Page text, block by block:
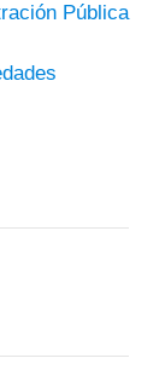
Pública